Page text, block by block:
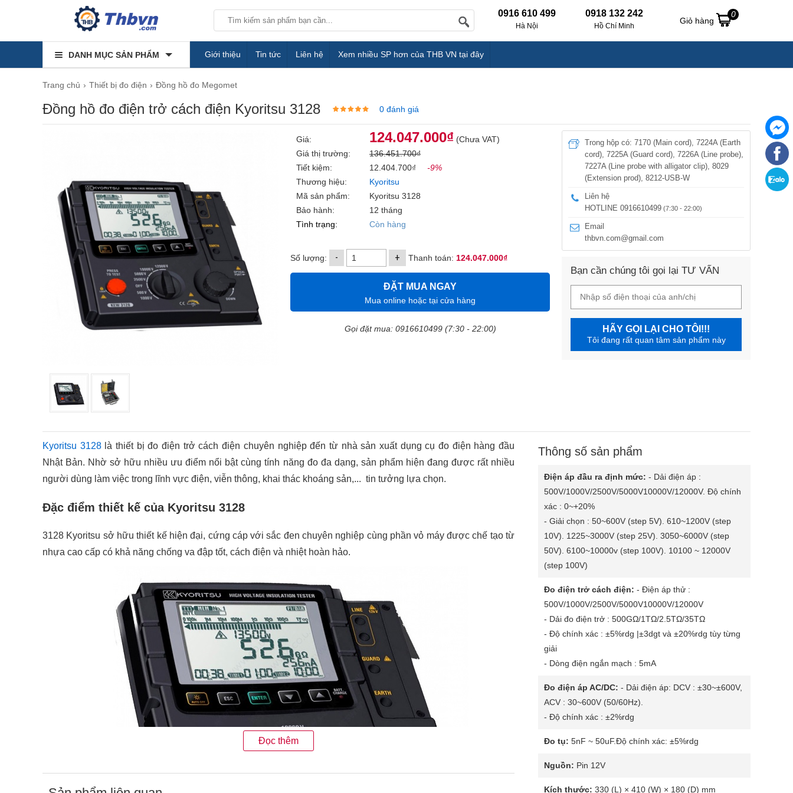
0916 610 499
Hà Nội
0918 132 242
Hồ Chí Minh
Giỏ hàng
0
DANH MỤC SẢN PHẨM Giới thiệu Tin tức Liên hệ Xem nhiều SP hơn của THB VN tại đây
Trang chủ Thiết bị đo điện Đồng hồ đo Megomet
Đồng hồ đo điện trở cách điện Kyoritsu 3128 0 đánh giá
Giá: 124.047.000₫ (Chưa VAT)
Giá thị trường:
136.451.700₫
Tiết kiệm:
12.404.700₫
-9%
Thương hiệu:
Kyoritsu
Mã sản phẩm:
Kyoritsu 3128
Bảo hành:
12 tháng
Tình trạng:
Còn hàng
Số lượng: - + Thanh toán: 124.047.000₫
ĐẶT MUA NGAY
Mua online hoặc tại cửa hàng
Gọi đặt mua: 0916610499 (7:30 - 22:00)
Trong hộp có: 7170 (Main cord), 7224A (Earth
cord), 7225A (Guard cord), 7226A (Line probe),
7227A (Line probe with alligator clip), 8029
(Extension prod), 8212-USB-W
Liên hệ
HOTLINE 0916610499 (7:30 - 22:00)
Email
thbvn.com@gmail.com
Bạn cần chúng tôi gọi lại TƯ VẤN
HÃY GỌI LẠI CHO TÔI!!!
Tôi đang rất quan tâm sản phẩm này
Kyoritsu 3128là thiết bị đo điện trở cách điện chuyên nghiệp đến từ nhà sản xuất dụng cụ đo điện hàng đầu
Nhật Bản. Nhờ sở hữu nhiều ưu điểm nổi bật cùng tính năng đo đa dạng, sản phẩm hiện đang được rất nhiều
người dùng làm việc trong lĩnh vực điện, viễn thông, khai thác khoáng sản,... tin tưởng lựa chọn.
Đặc điểm thiết kế của Kyoritsu 3128
3128 Kyoritsu sở hữu thiết kế hiện đại, cứng cáp với sắc đen chuyên nghiệp cùng phần vỏ máy được chế tạo từ
nhựa cao cấp có khả năng chống va đập tốt, cách điện và nhiệt hoàn hảo.
Đọc thêm
Thông số sản phẩm
Điện áp đầu ra định mức: - Dải điện áp :
500V/1000V/2500V/5000V10000V/12000V. Độ chính
xác : 0~+20%
- Giải chọn : 50~600V (step 5V). 610~1200V (step
10V). 1225~3000V (step 25V). 3050~6000V (step
50V). 6100~10000v (step 100V). 10100 ~ 12000V
(step 100V)
Đo điện trở cách điện: - Điện áp thử :
500V/1000V/2500V/5000V10000V/12000V
- Dải đo điện trở : 500GΩ/1TΩ/2.5TΩ/35TΩ
- Độ chính xác : ±5%rdg |±3dgt và ±20%rdg tùy từng
giải
- Dòng điện ngắn mạch : 5mA
Đo điện áp AC/DC: - Dải điện áp: DCV : ±30~±600V,
ACV : 30~600V (50/60Hz).
- Độ chính xác : ±2%rdg
Đo tụ: 5nF ~ 50uF.Độ chính xác: ±5%rdg
Nguồn: Pin 12V
Kích thước: 330 (L) × 410 (W) × 180 (D) mm